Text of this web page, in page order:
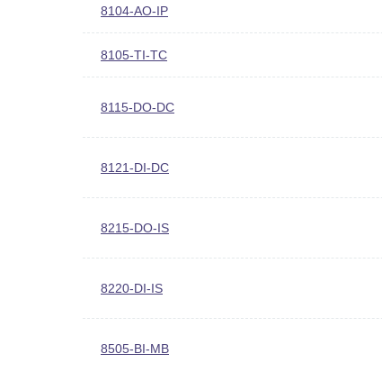
8104-AO-IP
8105-TI-TC
8115-DO-DC
8121-DI-DC
8215-DO-IS
8220-DI-IS
8505-BI-MB